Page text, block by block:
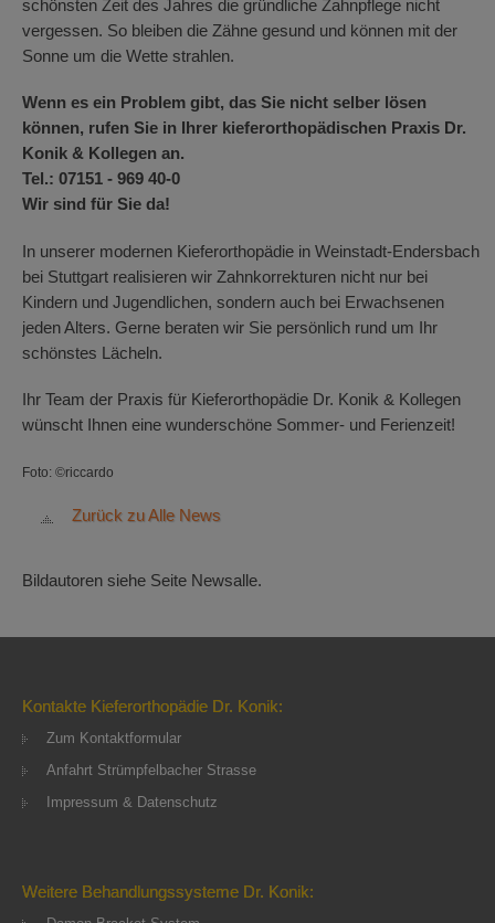
schönsten Zeit des Jahres die gründliche Zahnpflege nicht
vergessen. So bleiben die Zähne gesund und können mit der
Sonne um die Wette strahlen.
Wenn es ein Problem gibt, das Sie nicht selber lösen
können, rufen Sie in Ihrer kieferorthopädischen Praxis Dr.
Konik & Kollegen an.
Tel.: 07151 - 969 40-0
Wir sind für Sie da!
In unserer modernen Kieferorthopädie in Weinstadt-Endersbach
bei Stuttgart realisieren wir Zahnkorrekturen nicht nur bei
Kindern und Jugendlichen, sondern auch bei Erwachsenen
jeden Alters. Gerne beraten wir Sie persönlich rund um Ihr
schönstes Lächeln.
Ihr Team der Praxis für Kieferorthopädie Dr. Konik & Kollegen
wünscht Ihnen eine wunderschöne Sommer- und Ferienzeit!
Foto: ©riccardo
Zurück zu Alle News
Bildautoren siehe Seite Newsalle.
Kontakte Kieferorthopädie Dr. Konik:
Zum Kontaktformular
Anfahrt Strümpfelbacher Strasse
Impressum & Datenschutz
Weitere Behandlungssysteme Dr. Konik: